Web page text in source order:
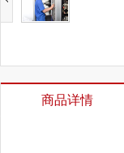
商品详情